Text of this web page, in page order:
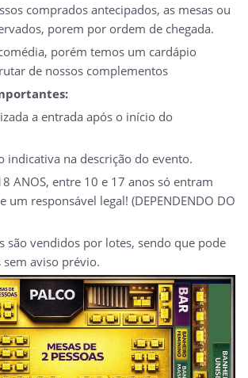
comprados antecipados, as mesas ou
porem por ordem de chegada.
porém temos um cardápio
de nossos complementos
a entrada após o início do
na descrição do evento.
entre 10 e 17 anos só entram
um responsável legal! (DEPENDENDO DO
vendidos por lotes, sendo que pode
aviso prévio.